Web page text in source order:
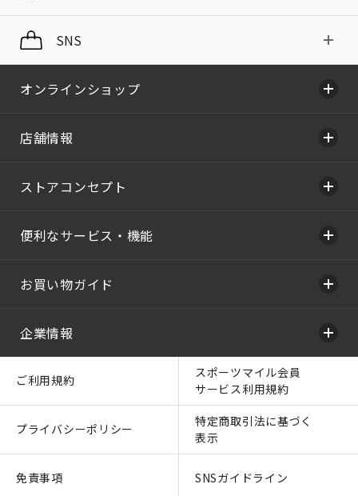
SNS
オンラインショップ
店舗情報
ストアコンセプト
便利なサービス・機能
お買い物ガイド
企業情報
ご利用規約
スポーツマイル会員
サービス利用規約
プライバシーポリシー
特定商取引法に基づく
表示
免責事項 SNSガイドライン